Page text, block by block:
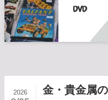
金・貴金属
2026